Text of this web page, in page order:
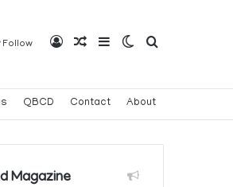
Follow Log InRandom Article
SidebarSwitch skin
Search for
QBCD Contact About
Magazine